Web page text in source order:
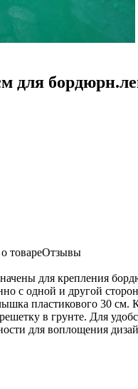
для
товареОтзывы
для крепления
с одной и другой
пластикового 30 см.
в грунте. Для
для воплощения